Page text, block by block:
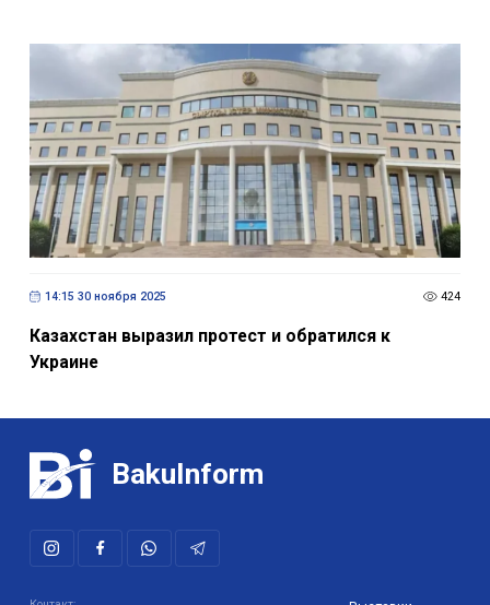
14:15 30 ноября 2025 424
Казахстан выразил протест и обратился к
Украине
BakuInform